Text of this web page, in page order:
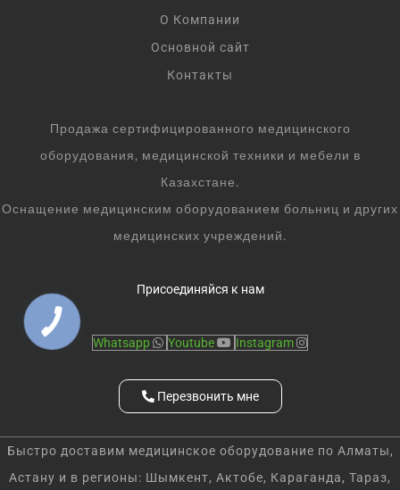
О Компании
Основной сайт
Контакты
Продажа сертифицированного медицинского
оборудования, медицинской техники и мебели в
Казахстане.
Оснащение медицинским оборудованием больниц и других
медицинских учреждений.
Присоединяйся к нам
Whatsapp Youtube Instagram
Перезвонить мне
Быстро доставим медицинское оборудование по Алматы,
Астану и в регионы: Шымкент, Актобе, Караганда, Тараз,